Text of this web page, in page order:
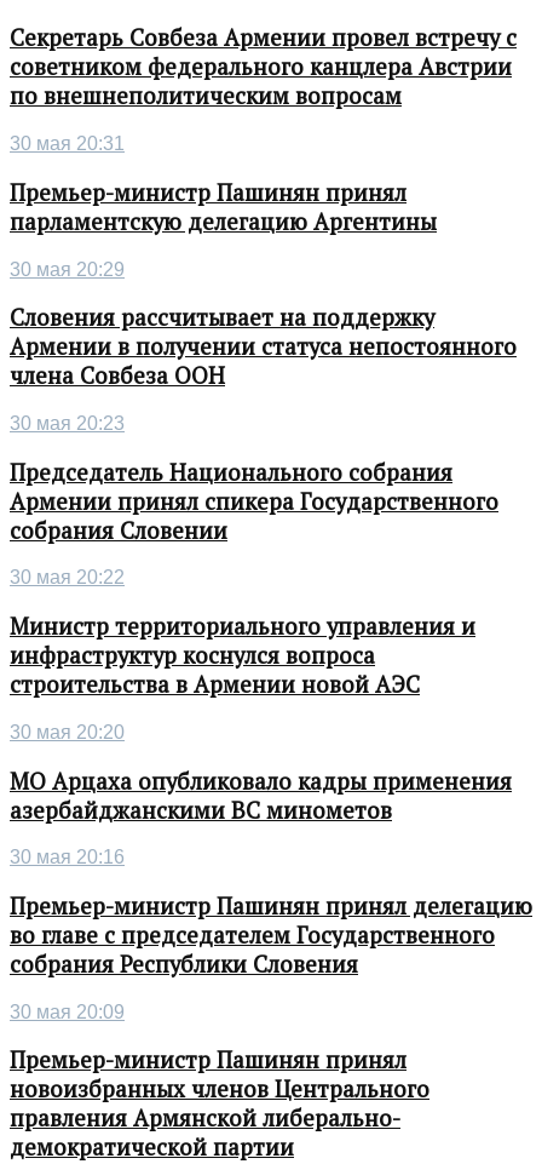
Секретарь Совбеза Армении провел встречу с
советником федерального канцлера Австрии
по внешнеполитическим вопросам
30 мая 20:31
Премьер-министр Пашинян принял
парламентскую делегацию Аргентины
30 мая 20:29
Словения рассчитывает на поддержку
Армении в получении статуса непостоянного
члена Совбеза ООН
30 мая 20:23
Председатель Национального собрания
Армении принял спикера Государственного
собрания Словении
30 мая 20:22
Министр территориального управления и
инфраструктур коснулся вопроса
строительства в Армении новой АЭС
30 мая 20:20
МО Арцаха опубликовало кадры применения
азербайджанскими ВС минометов
30 мая 20:16
Премьер-министр Пашинян принял делегацию
во главе с председателем Государственного
собрания Республики Словения
30 мая 20:09
Премьер-министр Пашинян принял
новоизбранных членов Центрального
правления Армянской либерально-
демократической партии